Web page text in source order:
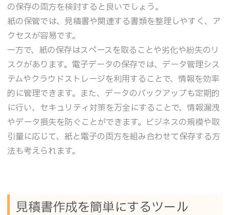
の保存の両方を検討すると良いでしょう。
紙の保管では、見積書や関連する書類を整理しやすく、ア
クセスが容易です。
一方で、紙の保存はスペースを取ることや劣化や紛失のリ
スクがあります。電子データの保存では、データ管理シス
テムやクラウドストレージを利用することで、情報を効率
的に管理できます。また、データのバックアップも定期的
に行い、セキュリティ対策を万全にすることで、情報漏洩
やデータ損失を防ぐことができます。ビジネスの規模や取
引量に応じて、紙と電子の両方を組み合わせて保存する方
法も考えられます。
見積書作成を簡単にするツール